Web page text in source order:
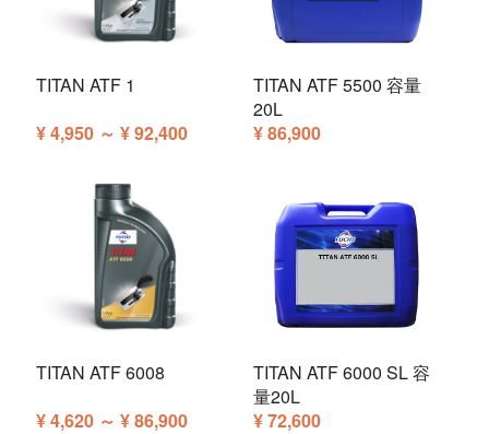
TITAN ATF 1
¥ 4,950 ～ ¥ 92,400
TITAN ATF 5500 容量
20L
¥ 86,900
TITAN ATF 6008
¥ 4,620 ～ ¥ 86,900
TITAN ATF 6000 SL 容
量20L
¥ 72,600